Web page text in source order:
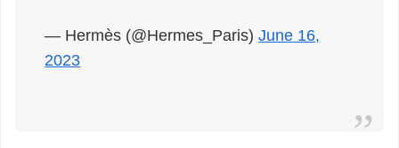
— Hermès (@Hermes_Paris)June 16,
2023